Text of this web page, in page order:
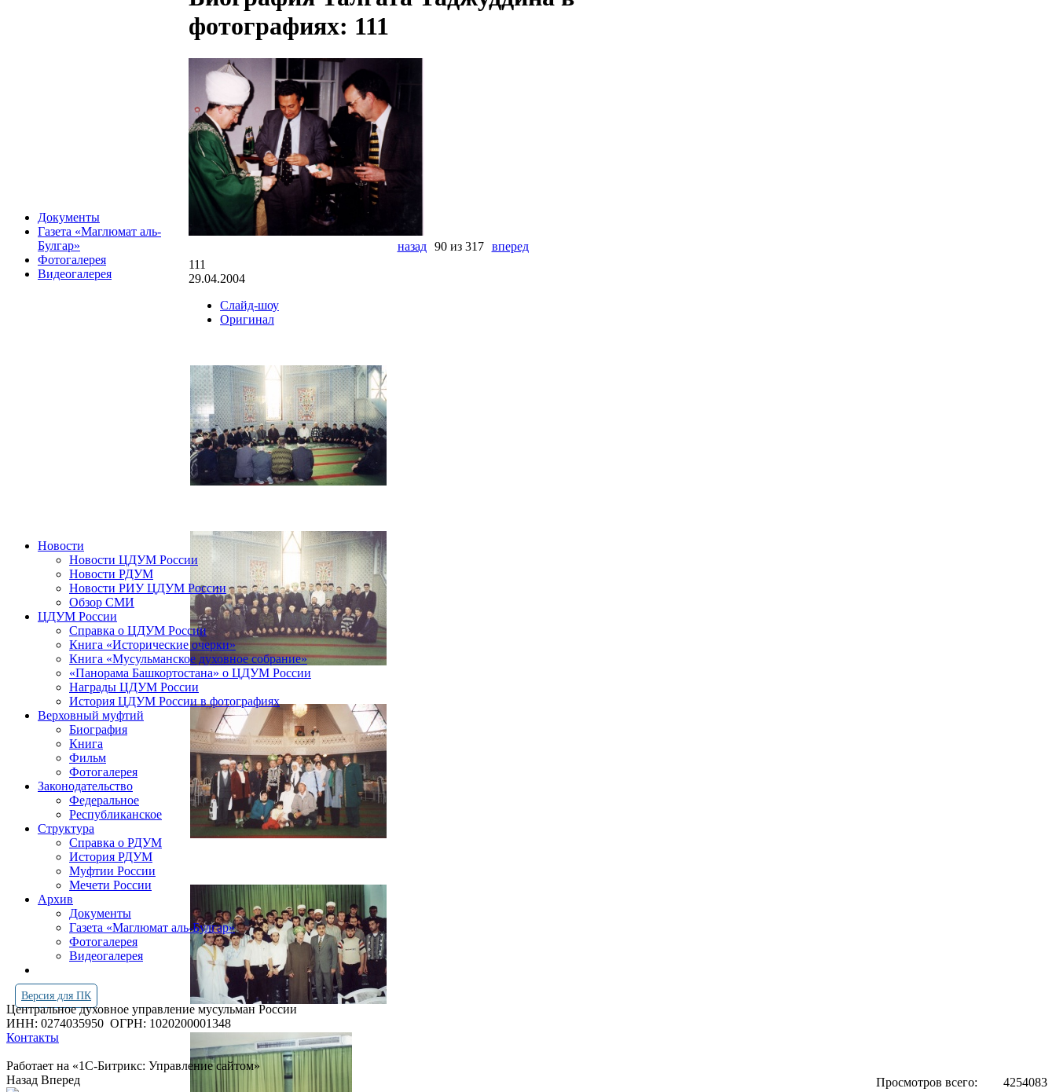
Документы
Газета «Маглюмат аль-
Булгар»
Фотогалерея
Видеогалерея
фотографиях: 111
назад 90 из 317
вперед
111
29.04.2004
Слайд-шоу
Оригинал
Новости
Новости ЦДУМ России
Новости РДУМ
Новости РИУ ЦДУМ России
Обзор СМИ
ЦДУМ России
Справка о ЦДУМ России
Книга «Исторические очерки»
Книга «Мусульманское духовное собрание»
«Панорама Башкортостана» о ЦДУМ России
Награды ЦДУМ России
История ЦДУМ России в фотографиях
Верховный муфтий
Биография
Книга
Фильм
Фотогалерея
Законодательство
Федеральное
Республиканское
Структура
Справка о РДУМ
История РДУМ
Муфтии России
Мечети России
Архив
Документы
Газета «Маглюмат аль-Булгар»
Фотогалерея
Видеогалерея
Версия для ПК
Центральное духовное управление мусульман России
ИНН: 0274035950 ОГРН: 1020200001348
Контакты
Работает на «1С-Битрикс: Управление сайтом»
Просмотров всего:
4254083
Назад Вперед